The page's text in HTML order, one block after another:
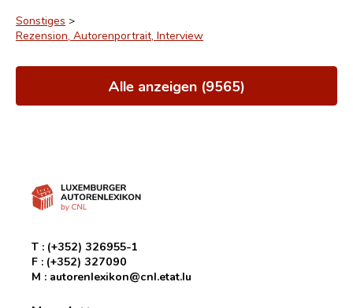
Sonstiges >
Rezension, Autorenportrait, Interview
Alle anzeigen (9565)
T : (+352) 326955-1
F : (+352) 327090
M : autorenlexikon@cnl.etat.lu